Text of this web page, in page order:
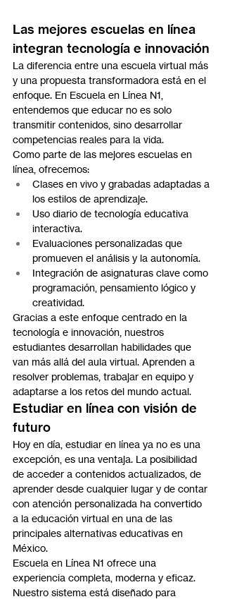
Las mejores escuelas en línea
integran tecnología e innovación
La diferencia entre una escuela virtual más
y una propuesta transformadora está en el
enfoque. En Escuela en Línea N1,
entendemos que educar no es solo
transmitir contenidos, sino desarrollar
competencias reales para la vida.
Como parte de las mejores escuelas en
línea, ofrecemos:
Clases en vivo y grabadas adaptadas a
los estilos de aprendizaje.
Uso diario de tecnología educativa
interactiva.
Evaluaciones personalizadas que
promueven el análisis y la autonomía.
Integración de asignaturas clave como
programación, pensamiento lógico y
creatividad.
Gracias a este enfoque centrado en la
tecnología e innovación, nuestros
estudiantes desarrollan habilidades que
van más allá del aula virtual. Aprenden a
resolver problemas, trabajar en equipo y
adaptarse a los retos del mundo actual.
Estudiar en línea con visión de
futuro
Hoy en día, estudiar en línea ya no es una
excepción, es una ventaja. La posibilidad
de acceder a contenidos actualizados, de
aprender desde cualquier lugar y de contar
con atención personalizada ha convertido
a la educación virtual en una de las
principales alternativas educativas en
México.
Escuela en Línea N1 ofrece una
experiencia completa, moderna y eficaz.
Nuestro sistema está diseñado para